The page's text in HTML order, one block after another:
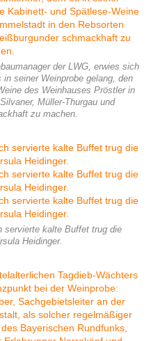
der LWG, erwies sich
seiner Weinprobe gelang, den
des Weinhauses Pröstler in
Müller-Thurgau und
zu machen.
servierte kalte Buffet trug die
Heidinger.